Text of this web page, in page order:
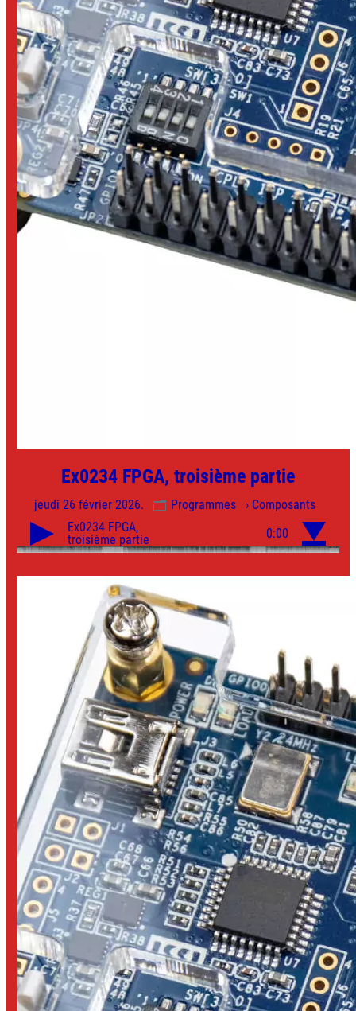
Ex0234 FPGA, troisième partie
jeudi 26 février 2026. Programmes › Composants